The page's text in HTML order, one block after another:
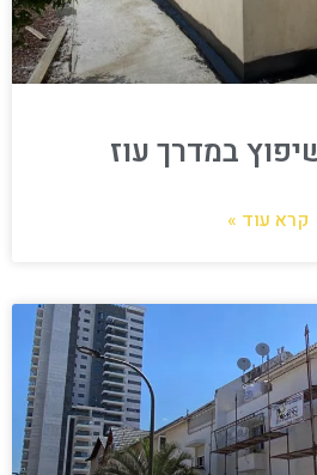
במדרך עוז
קרא עוד »